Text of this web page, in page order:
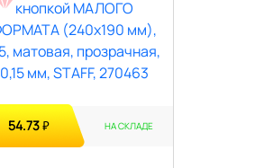
54.73₽ НА СКЛАДЕ